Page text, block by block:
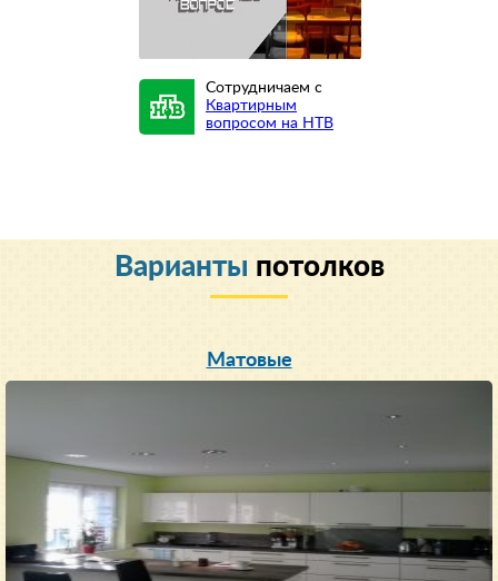
Сотрудничаем с
Квартирным
вопросом на НТВ
Варианты потолков
Матовые